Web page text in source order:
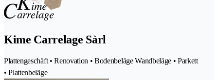
Kime Carrelage Sàrl
Plattengeschäft • Renovation • Bodenbeläge Wandbeläge • Parkett
• Plattenbeläge